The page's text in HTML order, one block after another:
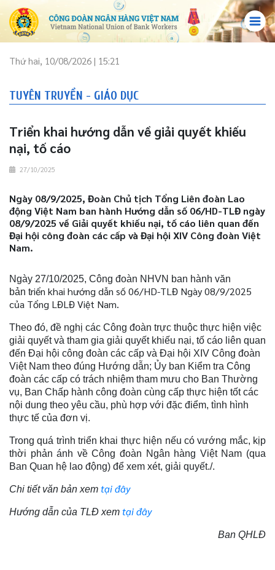
Thứ hai, 10/08/2026 | 15:21
TUYÊN TRUYỀN - GIÁO DỤC
Triển khai hướng dẫn về giải quyết khiếu
nại, tố cáo
27/10/2025
Ngày 08/9/2025, Đoàn Chủ tịch Tổng Liên đoàn Lao
động Việt Nam ban hành Hướng dẫn số 06/HD-TLĐ ngày
08/9/2025 về Giải quyết khiếu nại, tố cáo liên quan đến
Đại hội công đoàn các cấp và Đại hội XIV Công đoàn Việt
Nam.
Ngày 27/10/2025, Công đoàn NHVN ban hành văn
bản triển khai hướng dẫn số 06/HD-TLĐ Ngày 08/9/2025
của Tổng LĐLĐ Việt Nam.
Theo đó, đề nghị các Công đoàn trực thuộc thực hiện việc
giải quyết và tham gia giải quyết khiếu nại, tố cáo liên quan
đến Đại hội công đoàn các cấp và Đại hội XIV Công đoàn
Việt Nam theo đúng Hướng dẫn; Ủy ban Kiểm tra Công
đoàn các cấp có trách nhiệm tham mưu cho Ban Thường
vụ, Ban Chấp hành công đoàn cùng cấp thực hiện tốt các
nội dung theo yêu cầu, phù hợp với đặc điểm, tình hình
thực tế của đơn vị.
Trong quá trình triển khai thực hiện nếu có vướng mắc, kịp
thời phản ánh về Công đoàn Ngân hàng Việt Nam (qua
Ban Quan hệ lao động) để xem xét, giải quyết./.
Chi tiết văn bản xem tại đây
Hướng dẫn của TLĐ xem tại đây
Ban QHLĐ